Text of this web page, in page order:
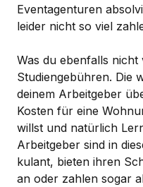
Eventagenturen
leider nicht so viel
Was du ebenfalls nicht
Studiengebühren. Die
deinem Arbeitgeber
Kosten für eine
willst und natürlich
Arbeitgeber sind in
kulant, bieten ihren
an oder zahlen sogar